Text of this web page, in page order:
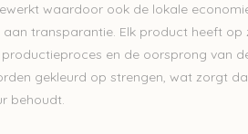
waardoor ook de lokale
transparantie. Elk product heeft op
en de oorsprong van
gekleurd op strengen, wat zorgt
behoudt.